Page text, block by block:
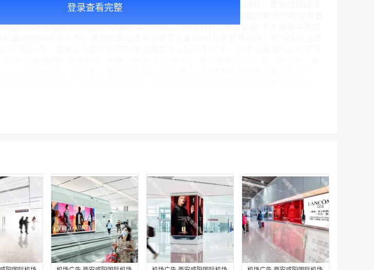
腾讯体育客户端闪屏广告_刊例价3折非赛季（8月9日-9月30日）
￥212.00
年8月16日，西安咸阳机场更名西安咸阳国际机场 ;2003年9月18日，西安咸阳国际
国际机场T5站楼启动国际中转服务再次升级 。9月24日，“陆空联运”卡车航班在西安
登录查看完整